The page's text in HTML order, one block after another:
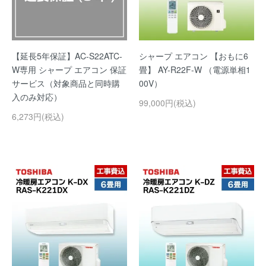
【延長5年保証】AC-S22ATC-
W専用 シャープ エアコン 保証
サービス（対象商品と同時購
入のみ対応）
6,273円(税込)
シャープ エアコン 【おもに6
畳】 AY-R22F-W （電源単相1
00V）
99,000円(税込)